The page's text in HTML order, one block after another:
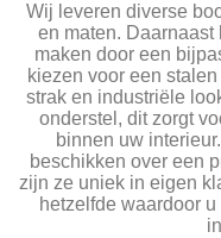
Wij leveren diverse
en maten.
maken door een
kiezen voor een
strak en industriële
onderstel, dit zorgt
binnen uw
beschikken over een
zijn ze uniek in eigen
hetzelfde waardoor